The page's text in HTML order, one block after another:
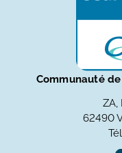
Communauté
ZA,
62490